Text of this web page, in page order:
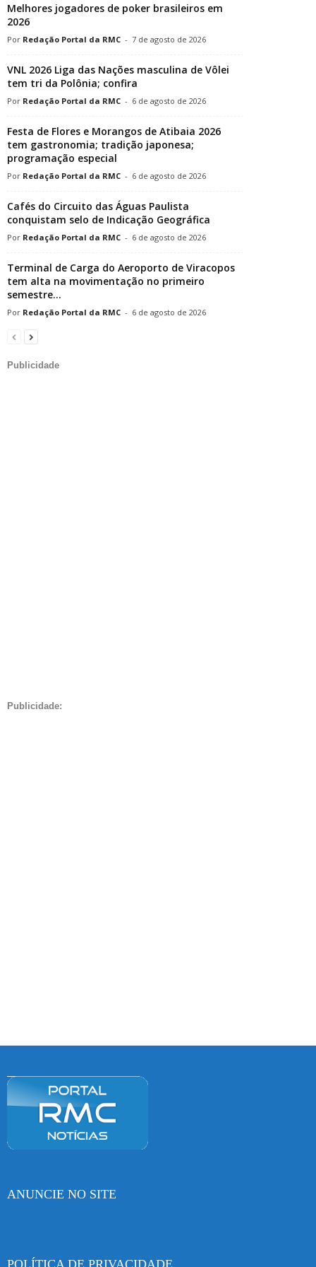
Melhores jogadores de poker brasileiros em
2026
Redação Portal da RMC - 7 de agosto de 2026
VNL 2026 Liga das Nações masculina de Vôlei
tem tri da Polônia; confira
Redação Portal da RMC - 6 de agosto de 2026
Festa de Flores e Morangos de Atibaia 2026
tem gastronomia; tradição japonesa;
programação especial
Redação Portal da RMC - 6 de agosto de 2026
Cafés do Circuito das Águas Paulista
conquistam selo de Indicação Geográfica
Redação Portal da RMC - 6 de agosto de 2026
Terminal de Carga do Aeroporto de Viracopos
tem alta na movimentação no primeiro
semestre...
Redação Portal da RMC - 6 de agosto de 2026
Publicidade
Publicidade:
ANUNCIE NO SITE